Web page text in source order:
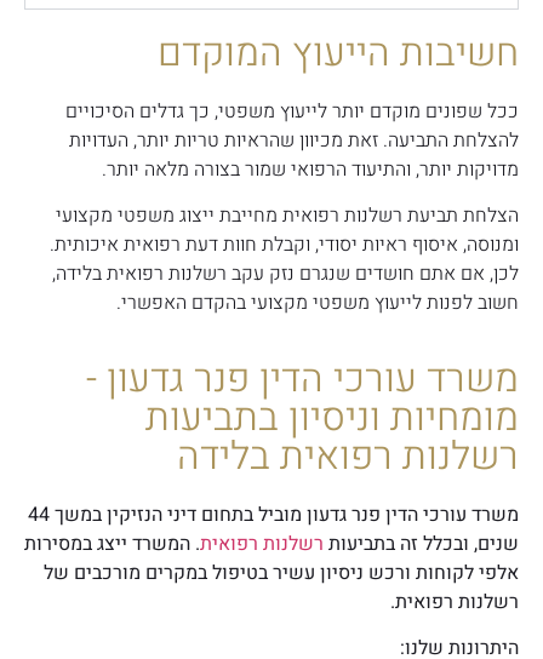
חשיבות הייעוץ המוקדם
ככל שפונים מוקדם יותר לייעוץ משפטי, כך גדלים הסיכויים
להצלחת התביעה. זאת מכיוון שהראיות טריות יותר, העדויות
מדויקות יותר, והתיעוד הרפואי שמור בצורה מלאה יותר.
הצלחת תביעת רשלנות רפואית מחייבת ייצוג משפטי מקצועי
ומנוסה, איסוף ראיות יסודי, וקבלת חוות דעת רפואית איכותית.
לכן, אם אתם חושדים שנגרם נזק עקב רשלנות רפואית בלידה,
חשוב לפנות לייעוץ משפטי מקצועי בהקדם האפשרי.
משרד עורכי הדין פנר גדעון -
מומחיות וניסיון בתביעות
רשלנות רפואית בלידה
משרד עורכי הדין פנר גדעון מוביל בתחום דיני הנזיקין במשך 44
שנים, ובכלל זה בתביעות רשלנות רפואית. המשרד ייצג במסירות
אלפי לקוחות ורכש ניסיון עשיר בטיפול במקרים מורכבים של
רשלנות רפואית.
היתרונות שלנו: